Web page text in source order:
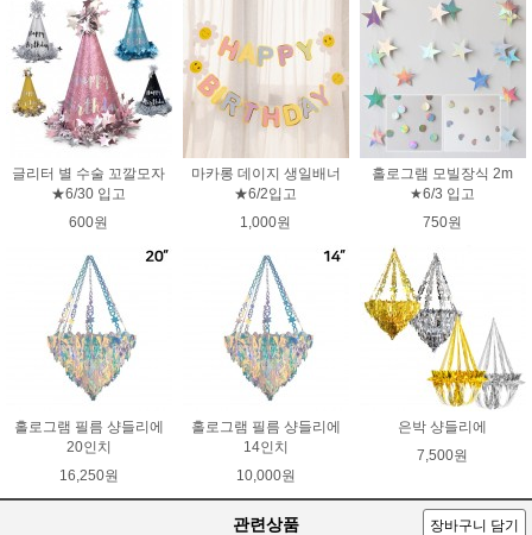
글리터 별 수술 꼬깔모자
★6/30 입고
600원
마카롱 데이지 생일배너
★6/2입고
1,000원
홀로그램 모빌장식 2m
★6/3 입고
750원
홀로그램 필름 샹들리에
20인치
16,250원
홀로그램 필름 샹들리에
14인치
10,000원
은박 샹들리에
7,500원
관련상품 장바구니 담기